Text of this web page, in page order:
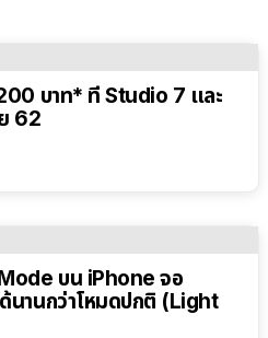
บาท* ที่​ Studio 7 และ
62
บน iPhone จอ
นานกว่าโหมดปกติ (Light